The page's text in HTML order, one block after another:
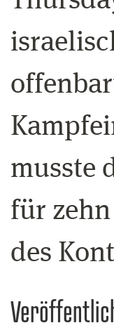
musste
für
des